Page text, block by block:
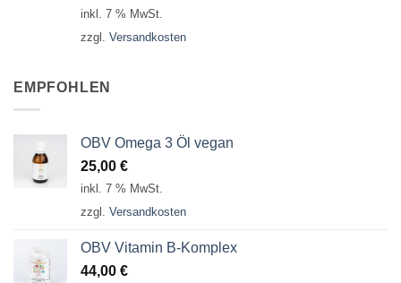
inkl. 7 % MwSt.
zzgl. Versandkosten
EMPFOHLEN
OBV Omega 3 Öl vegan
25,00 €
inkl. 7 % MwSt.
zzgl. Versandkosten
OBV Vitamin B-Komplex
44,00 €